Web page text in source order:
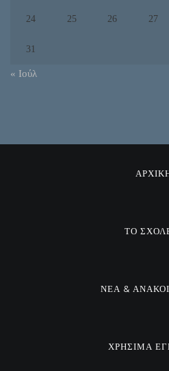
24 25 26 27
31
« Ιούλ
ΤΟ
ΝΕΑ &
ΧΡΗΣΙΜΑ